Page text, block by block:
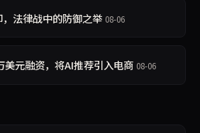
法律战中的防御之举 08-06
元融资，将AI推荐引入电商 08-06